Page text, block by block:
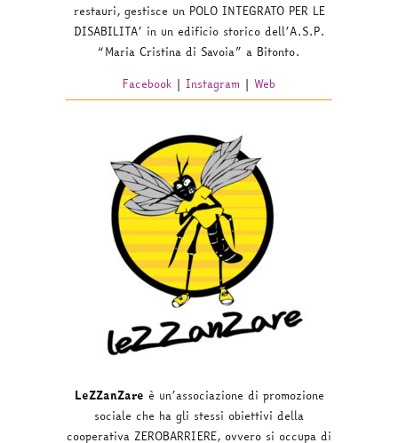
restauri, gestisce un POLO INTEGRATO PER LE
DISABILITA’ in un edificio storico dell’A.S.P.
“Maria Cristina di Savoia” a Bitonto.
Facebook | Instagram | Web
LeZZanZare è un’associazione di promozione
sociale che ha gli stessi obiettivi della
cooperativa ZEROBARRIERE, ovvero si occupa di